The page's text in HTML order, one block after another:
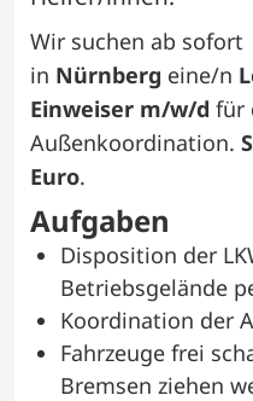
Wir suchen ab sofort
in Nürnberg eine/n
Einweiser m/w/d für
Außenkoordination.
Euro.
Aufgaben
Disposition der
Betriebsgelände
Koordination der
Fahrzeuge frei
Bremsen ziehen